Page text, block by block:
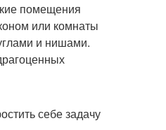
помещения
или комнаты
и нишами.
себе задачу